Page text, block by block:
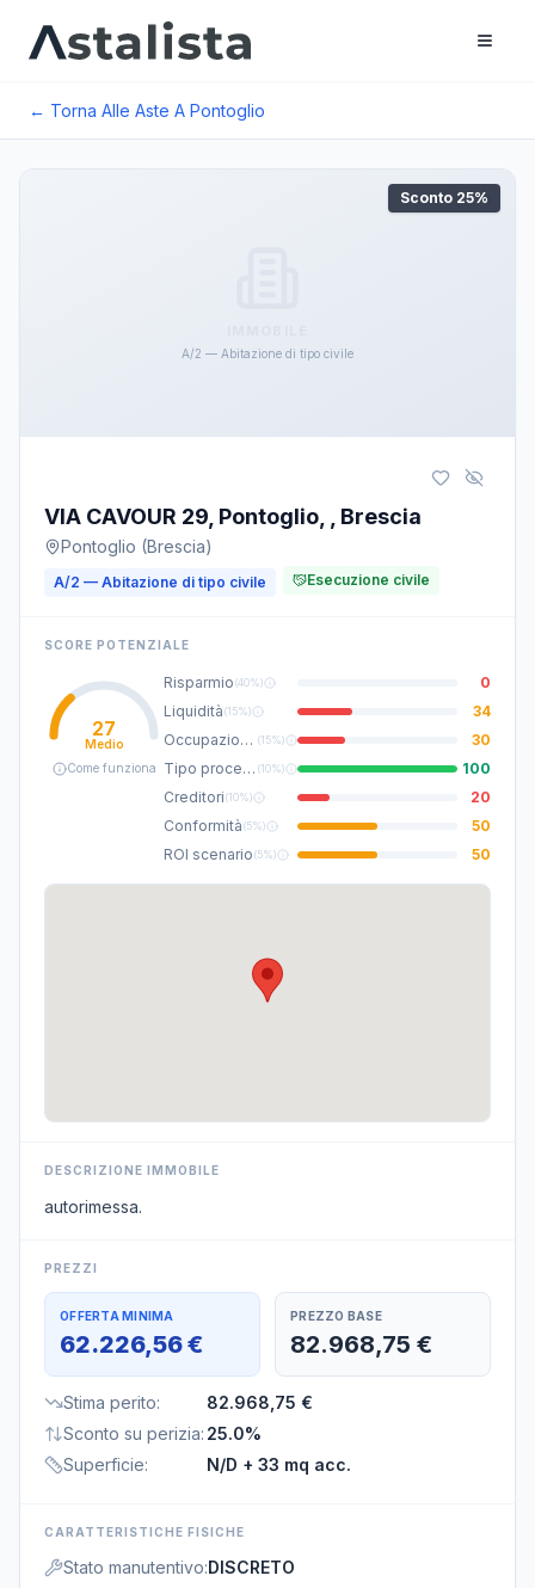
← Torna Alle Aste A Pontoglio
A/2 — Abitazione di tipo civile
Sconto 25%
VIA CAVOUR 29, Pontoglio, , Brescia
Pontoglio (Brescia)
A/2 — Abitazione di tipo civile Esecuzione civile
SCORE POTENZIALE
27
Medio
Come funziona
Risparmio(40%)
0
Liquidità(15%)
34
Occupazione (15%)
30
Tipo procedura (10%)
100
Creditori(10%)
20
Conformità(5%)
50
ROI scenario(5%) 50
DESCRIZIONE IMMOBILE
autorimessa.
PREZZI
OFFERTA MINIMA
62.226,56 €
PREZZO BASE
82.968,75 €
Stima perito:
82.968,75 €
Sconto su perizia: 25.0%
Superficie: N/D + 33 mq acc.
CARATTERISTICHE FISICHE
Stato manutentivo:DISCRETO